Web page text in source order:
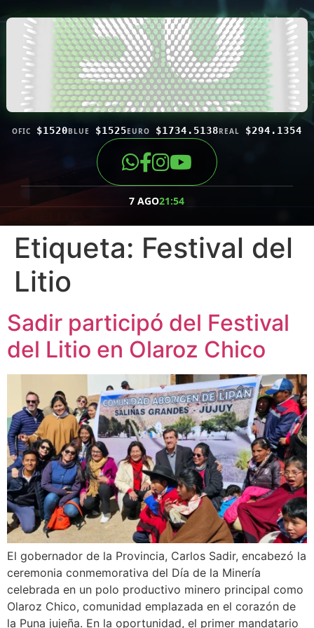
OFIC $1520BLUE $1525EURO $1734.5138REAL $294.1354
7 AGO21:54
Etiqueta: Festival del
Litio
Sadir participó del Festival
del Litio en Olaroz Chico
El gobernador de la Provincia, Carlos Sadir, encabezó la
ceremonia conmemorativa del Día de la Minería
celebrada en un polo productivo minero principal como
Olaroz Chico, comunidad emplazada en el corazón de
la Puna jujeña. En la oportunidad, el primer mandatario